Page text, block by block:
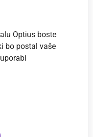
Optius boste
bo postal vaše